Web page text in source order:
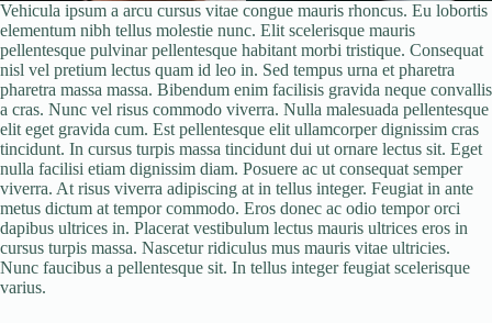
Vehicula ipsum a arcu cursus vitae congue mauris rhoncus. Eu lobortis
elementum nibh tellus molestie nunc. Elit scelerisque mauris
pellentesque pulvinar pellentesque habitant morbi tristique. Consequat
nisl vel pretium lectus quam id leo in. Sed tempus urna et pharetra
pharetra massa massa. Bibendum enim facilisis gravida neque convallis
a cras. Nunc vel risus commodo viverra. Nulla malesuada pellentesque
elit eget gravida cum. Est pellentesque elit ullamcorper dignissim cras
tincidunt. In cursus turpis massa tincidunt dui ut ornare lectus sit. Eget
nulla facilisi etiam dignissim diam. Posuere ac ut consequat semper
viverra. At risus viverra adipiscing at in tellus integer. Feugiat in ante
metus dictum at tempor commodo. Eros donec ac odio tempor orci
dapibus ultrices in. Placerat vestibulum lectus mauris ultrices eros in
cursus turpis massa. Nascetur ridiculus mus mauris vitae ultricies.
Nunc faucibus a pellentesque sit. In tellus integer feugiat scelerisque
varius.